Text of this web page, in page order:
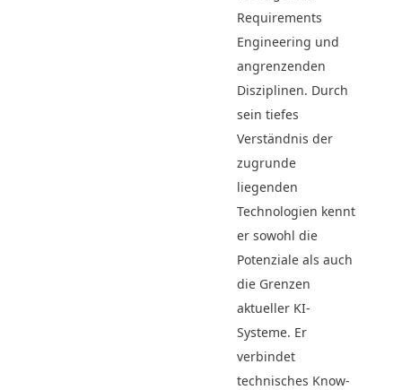
Requirements
Engineering und
angrenzenden
Disziplinen. Durch
sein tiefes
Verständnis der
zugrunde
liegenden
Technologien kennt
er sowohl die
Potenziale als auch
die Grenzen
aktueller KI-
Systeme. Er
verbindet
technisches Know-